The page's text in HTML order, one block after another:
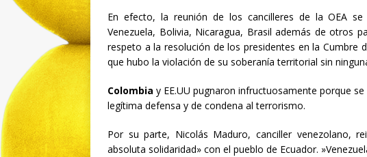
En efecto, la reunión de los cancilleres de la OEA
Venezuela, Bolivia, Nicaragua, Brasil además de otros
respeto a la resolución de los presidentes en la Cumbre
que hubo la violación de su soberanía territorial sin
Colombia y EE.UU pugnaron infructuosamente porque
legítima defensa y de condena al terrorismo.
Por su parte, Nicolás Maduro, canciller venezolano,
absoluta solidaridad» con el pueblo de Ecuador.